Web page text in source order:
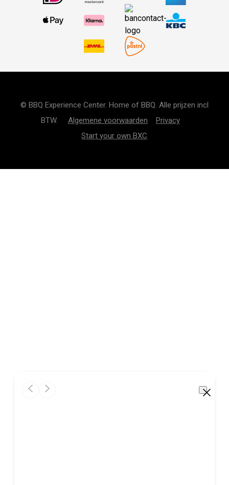
© BBQ Experience Center. Home of BBQ. Alle prijzen incl
BTW. Algemene voorwaarden
Privacy
Start your own BXC